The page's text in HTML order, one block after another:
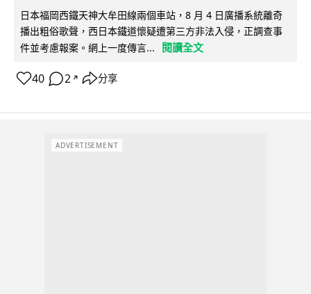
日本福岡西鐵天神大牟田線兩個車站，8 月 4 日廣播系統離奇
播出粗俗歌聲，西日本鐵道懷疑遭第三方非法入侵，正調查事
件並考慮報案。網上一度傳言...
閱讀全文
40 2 ↗ 分享
ADVERTISEMENT